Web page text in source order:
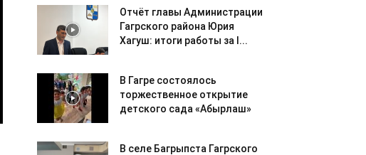
Отчёт главы Администрации
Гагрского района Юрия
Хагуш: итоги работы за I...
В Гагре состоялось
торжественное открытие
детского сада «Абырлаш»
В селе Багрыпста Гагрского